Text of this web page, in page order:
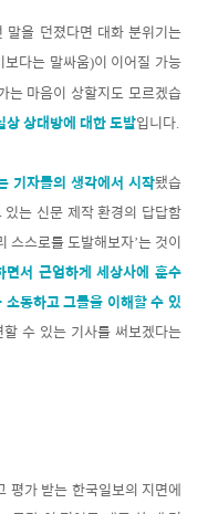
말을 던졌다면 대화 분위기는
보다는 말싸움)이 이어질 가능
는 마음이 상할지도 모르겠습
상 상대방에 대한 도발입니다
기자들의 생각에서 시작됐습
는 신문 제작 환경의 답답함
스스로를 도발해보자’는 것이
서 근엄하게 세상사에 훈수
통하고 그들을 이해할 수 있
수 있는 기사를 써보겠다는
평가 받는 한국일보의 지면에